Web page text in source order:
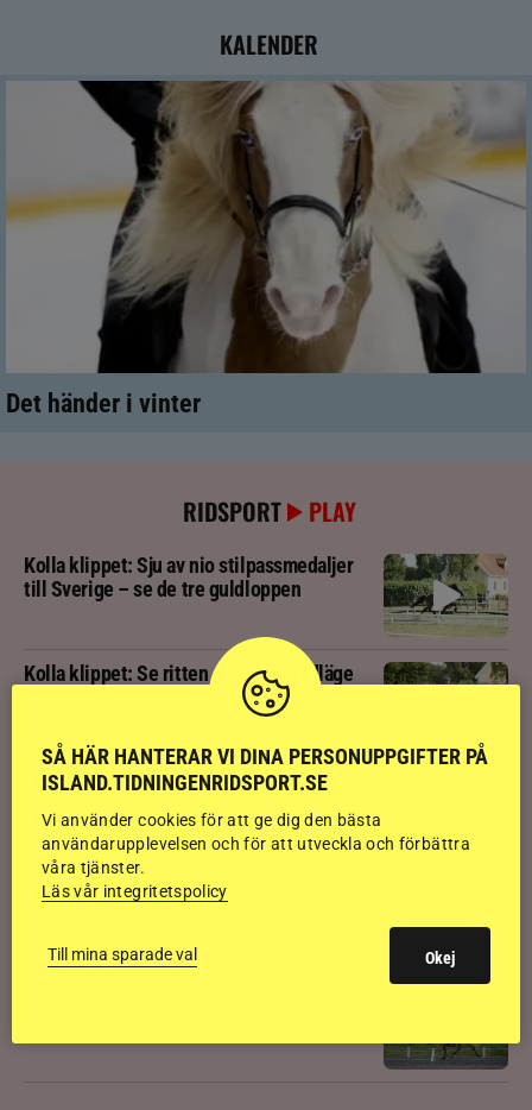
KALENDER
Det händer i vinter
RIDSPORT PLAY
Kolla klippet: Sju av nio stilpassmedaljer
till Sverige – se de tre guldloppen
Kolla klippet: Se ritten som gav guldläge
Kolla klippet: Svenskägda hingsten bäst
Kolla klippet: Gljátoppur-dotterns
SÅ HÄR HANTERAR VI DINA PERSONUPPGIFTER PÅ
ISLAND.TIDNINGENRIDSPORT.SE
Vi använder cookies för att ge dig den bästa
användarupplevelsen och för att utveckla och förbättra
våra tjänster.
Läs vår integritetspolicy
Till mina sparade val Okej